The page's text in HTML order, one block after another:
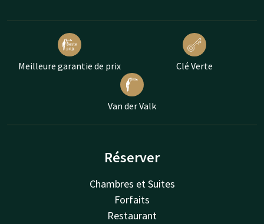
Meilleure garantie de prix Clé Verte
Van der Valk
Réserver
Chambres et Suites
Forfaits
Restaurant